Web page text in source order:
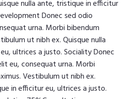
nulla ante, tristique in efficitur
Donec sed odio
urna. Morbi bibendum
ut nibh ex. Quisque nulla
ultrices a justo. Sociality Donec
eu, consequat urna. Morbi
Vestibulum ut nibh ex.
in efficitur eu, ultrices a justo.